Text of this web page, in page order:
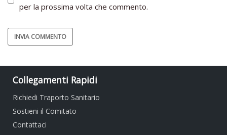
per la prossima volta che commento.
Collegamenti Rapidi
Richiedi Traporto Sanitario
Sostieni il Comitato
Contattaci